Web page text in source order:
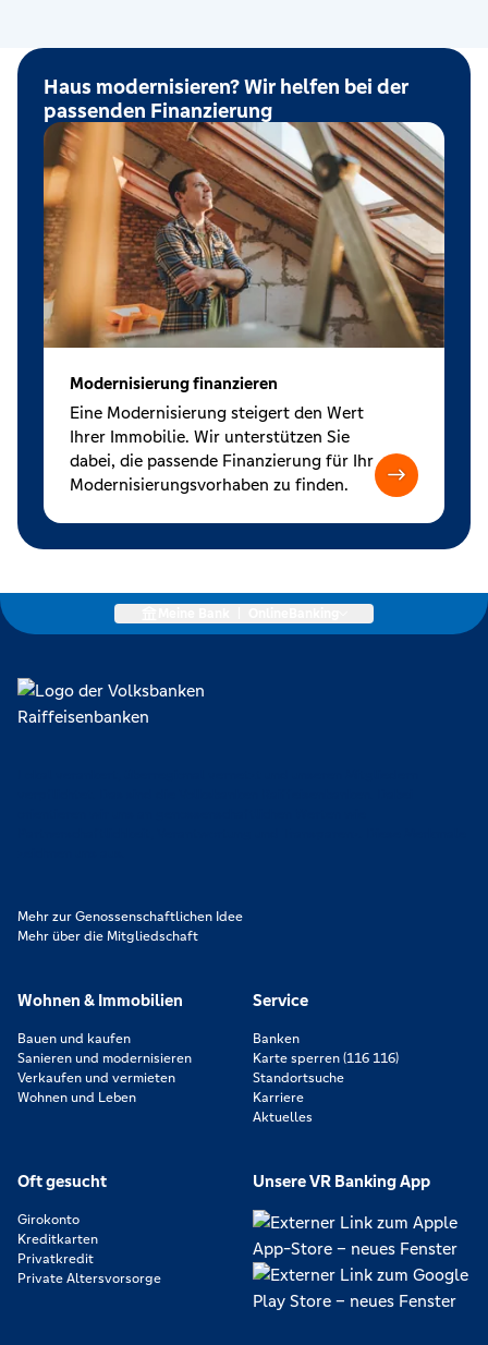
Haus modernisieren? Wir helfen bei der
passenden Finanzierung
Modernisierung finanzieren
Eine Modernisierung steigert den Wert
Ihrer Immobilie. Wir unterstützen Sie
dabei, die passende Finanzierung für Ihr
Modernisierungsvorhaben zu finden.
Mehr zur Genossenschaftlichen Idee
Mehr über die Mitgliedschaft
Wohnen & Immobilien
Bauen und kaufen
Sanieren und modernisieren
Verkaufen und vermieten
Wohnen und Leben
Service
Banken
Karte sperren (116 116)
Standortsuche
Karriere
Aktuelles
Oft gesucht
Girokonto
Kreditkarten
Privatkredit
Private Altersvorsorge
Unsere VR Banking App